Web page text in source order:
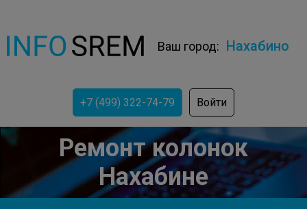
Ваш город: Нахабино
+7 (499) 322-74-79 Войти
Ремонт колонок
Нахабине